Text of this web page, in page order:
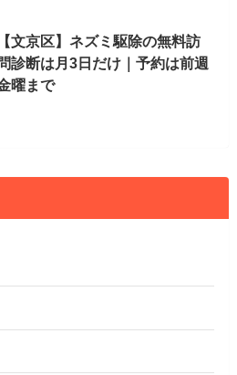
【文京区】ネズミ駆除の無料訪
診断は月3日だけ｜予約は前週
曜まで